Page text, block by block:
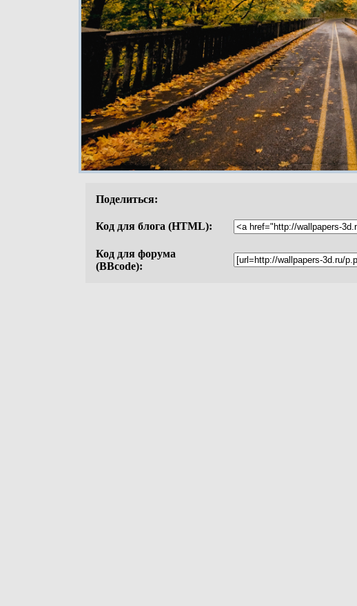
Поделиться:
Код для блога (HTML):
Код для форума
(BBcode):